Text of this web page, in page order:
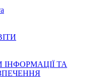
ІНФОРМАЦІЇ ТА